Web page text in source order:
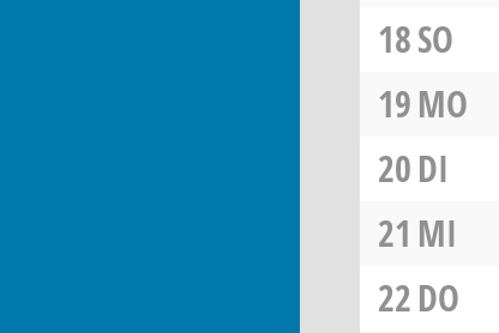
18SO
19MO
20DI
21 MI
22DO